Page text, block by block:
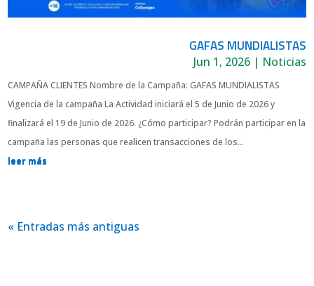
GAFAS MUNDIALISTAS
Jun 1, 2026| Noticias
CAMPAÑA CLIENTES Nombre de la Campaña: GAFAS MUNDIALISTAS
Vigencia de la campaña La Actividad iniciará el 5 de Junio de 2026 y
finalizará el 19 de Junio de 2026. ¿Cómo participar? Podrán participar en la
campaña las personas que realicen transacciones de los...
leer más
« Entradas más antiguas